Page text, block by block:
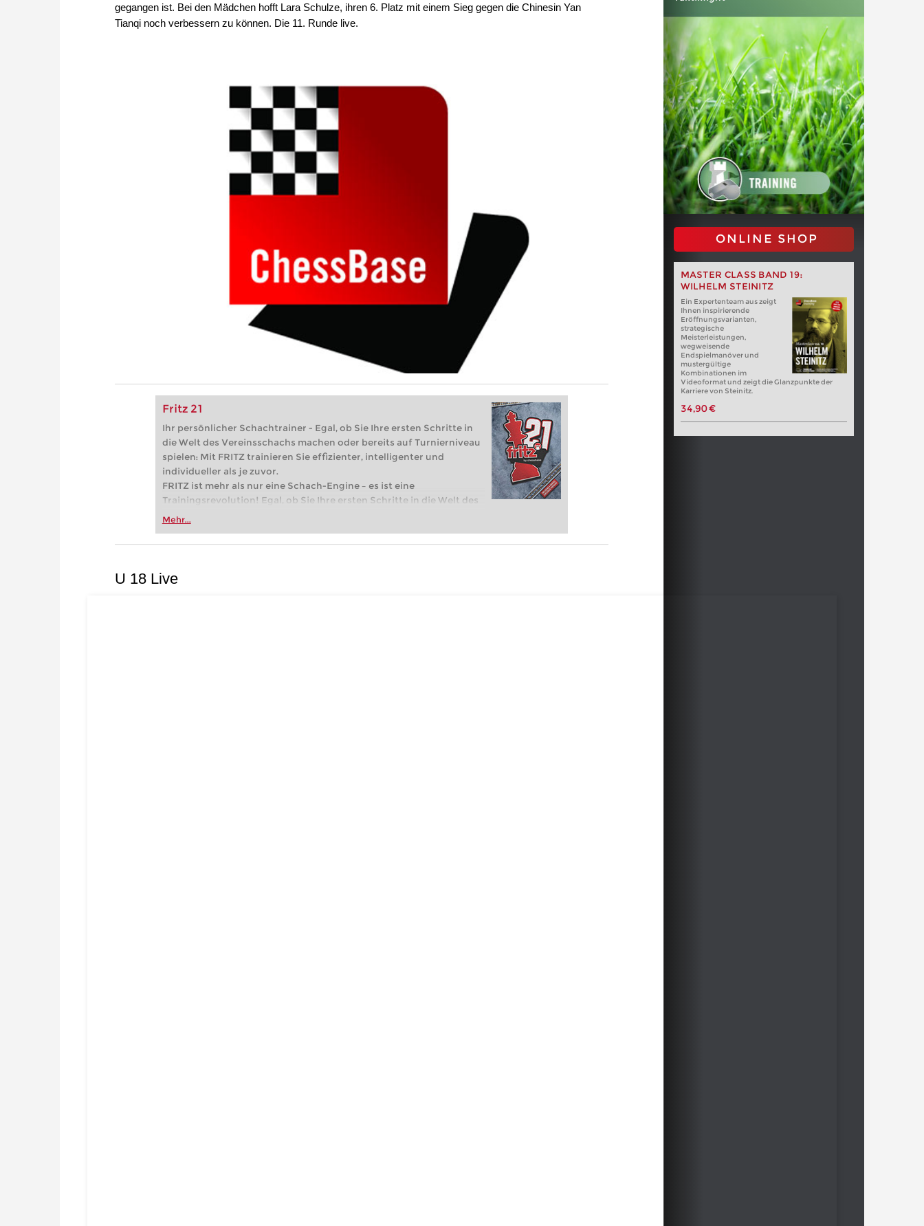
gegangen ist. Bei den Mädchen hofft Lara Schulze, ihren 6. Platz mit einem Sieg gegen die Chinesin Yan
Tianqi noch verbessern zu können. Die 11. Runde live.
Fritz 21
Ihr persönlicher Schachtrainer - Egal, ob Sie Ihre ersten Schritte in
die Welt des Vereinsschachs machen oder bereits auf Turnierniveau
spielen: Mit FRITZ trainieren Sie effizienter, intelligenter und
individueller als je zuvor.
FRITZ ist mehr als nur eine Schach-Engine – es ist eine
Trainingsrevolution! Egal, ob Sie Ihre ersten Schritte in die Welt des
Vereinsschachs machen oder bereits auf Turnierniveau spielen: Mit
zuvor.
Mehr...
ONLINE SHOP
MASTER CLASS BAND 19:
WILHELM STEINITZ
Ein Expertenteam aus zeigt
Ihnen inspirierende
Eröffnungsvarianten,
strategische
Meisterleistungen,
wegweisende
Endspielmanöver und
mustergültige
Kombinationen im
Videoformat und zeigt die Glanzpunkte der
Karriere von Steinitz.
34,90 €
U 18 Live